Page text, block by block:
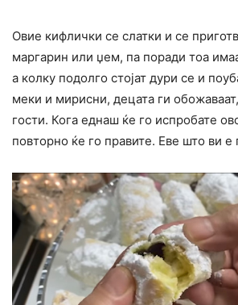
Овие кифлички се слатки и се
маргарин или џем, па поради тоа
а колку подолго стојат дури се и
меки и мирисни, децата ги
гости. Кога еднаш ќе го испробате
повторно ќе го правите. Еве што ви е